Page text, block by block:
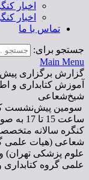
اخبار
اخبار
تماس با ما
جستجو برای:
Main Menu
گزارش برگزاری
آموزش کتابداری و
شیخ‌شعاعی
ساعت
کنگره سالانه
شعاعی (هیات علمی
علوم پزشکی تهران)
علمی گروه